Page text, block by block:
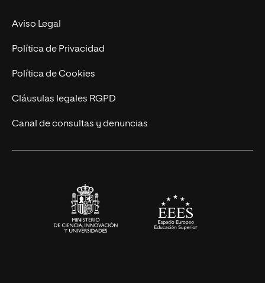
Experto Universitario
Postgrados
Cursos Universitarios
Nuestro Equipo
Trabaja en UNIR
Actualidad
UNIR Revista
Eventos
Aviso Legal
Política de Privacidad
Política de Cookies
Cláusulas legales RGPD
Canal de consultas y denuncias